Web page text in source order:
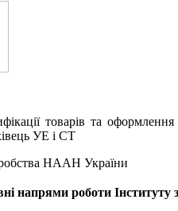
товарів та
УЕ і СТ
НААН України
напрями роботи